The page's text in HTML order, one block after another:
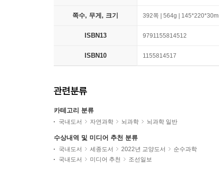
쪽수, 무게, 크기 392쪽 | 564g |
ISBN13 9791155814512
ISBN10 1155814517
관련분류
카테고리 분류
국내도서 자연과학 뇌과학 뇌과학 일반
수상내역 및 미디어 추천 분류
국내도서 세종도서 2022년 교양도서
순수과학
국내도서
미디어 추천 조선일보